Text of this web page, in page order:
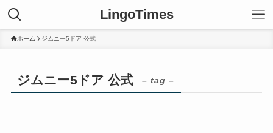
LingoTimes
ホーム ジムニー5ドア 公式
ジムニー5ドア 公式 – tag –